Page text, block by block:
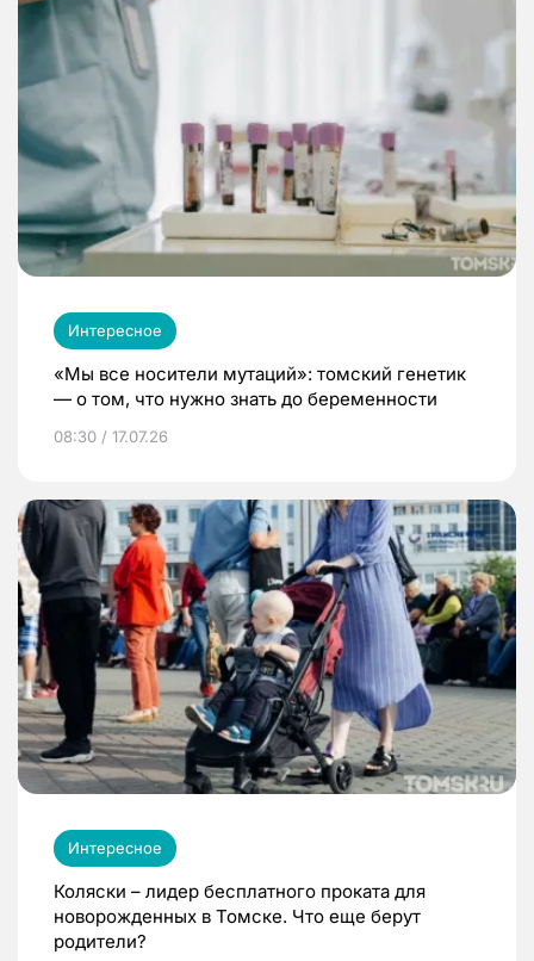
Интересное
«Мы все носители мутаций»: томский генетик
— о том, что нужно знать до беременности
08:30 / 17.07.26
Интересное
Коляски – лидер бесплатного проката для
новорожденных в Томске. Что еще берут
родители?